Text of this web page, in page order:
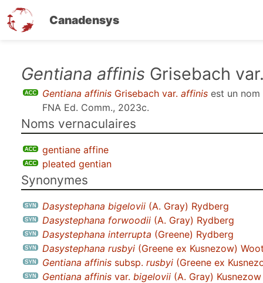
Canadensys
contenu
Gentiana affinis Grisebach
Gentiana affinis Grisebach var. affinis est un nom
FNA Ed. Comm., 2023c.
Noms vernaculaires
gentiane affine
pleated gentian
Synonymes
Dasystephana bigelovii (A. Gray) Rydberg
Dasystephana forwoodii (A. Gray) Rydberg
Dasystephana interrupta (Greene) Rydberg
Dasystephana rusbyi (Greene ex Kusnezow)
Gentiana affinis subsp. rusbyi (Greene ex
Gentiana affinis var. bigelovii (A. Gray) Kusnezow